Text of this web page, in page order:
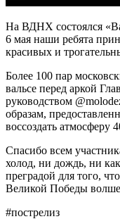
На ВДНХ состоялся
6 мая наши ребята
красивых и
Более 100 пар
вальсе перед аркой
руководством
образам,
воссоздать атмосферу
Спасибо всем
холод, ни дождь, ни
преградой для того,
Великой Победы
#пострелиз